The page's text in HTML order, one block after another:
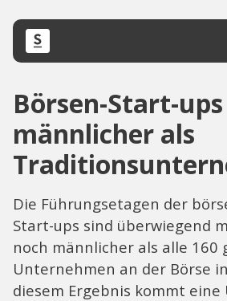
Börsen-Start-
männlicher als
Die Führungsetagen der
Start-ups sind überwiegend
noch männlicher als alle 160
Unternehmen an der Börse
diesem Ergebnis kommt